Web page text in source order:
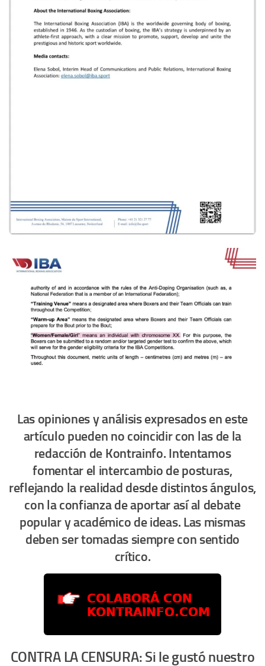
Las opiniones y análisis expresados en este
artículo pueden no coincidir con las de la
redacción de Kontrainfo. Intentamos
fomentar el intercambio de posturas,
reflejando la realidad desde distintos ángulos,
con la confianza de aportar así al debate
popular y académico de ideas. Las mismas
deben ser tomadas siempre con sentido
crítico.
CONTRA LA CENSURA: Si le gustó nuestro